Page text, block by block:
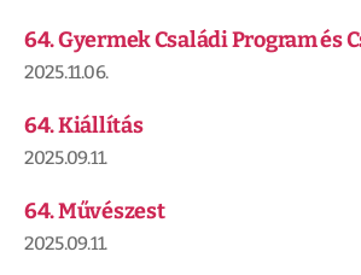
64. Gyermek Családi Program és
2025.11.06.
64. Kiállítás
2025.09.11.
64. Művészest
2025.09.11.